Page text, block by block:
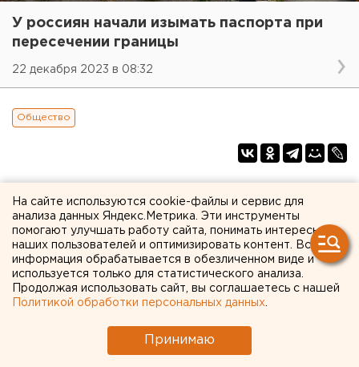
У россиян начали изымать паспорта при
пересечении границы
22 декабря 2023 в 08:32
Общество
На сайте используются cookie-файлы и сервис для
анализа данных Яндекс.Метрика. Эти инструменты
помогают улучшать работу сайта, понимать интересы
наших пользователей и оптимизировать контент. Вся
информация обрабатывается в обезличенном виде и
используется только для статистического анализа.
Продолжая использовать сайт, вы соглашаетесь с нашей
Политикой обработки персональных данных
Принимаю